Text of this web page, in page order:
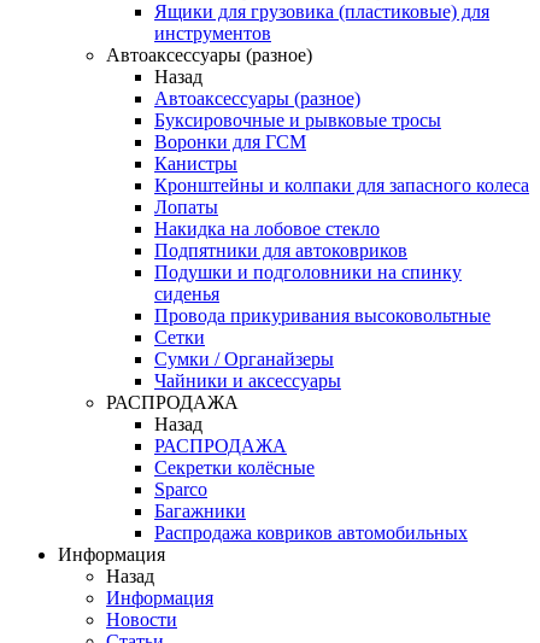
Ящики для грузовика (пластиковые) для
инструментов
Автоаксессуары (разное)
Назад
Автоаксессуары (разное)
Буксировочные и рывковые тросы
Воронки для ГСМ
Канистры
Кронштейны и колпаки для запасного колеса
Лопаты
Накидка на лобовое стекло
Подпятники для автоковриков
Подушки и подголовники на спинку
сиденья
Провода прикуривания высоковольтные
Сетки
Сумки / Органайзеры
Чайники и аксессуары
РАСПРОДАЖА
Назад
РАСПРОДАЖА
Секретки колёсные
Sparco
Багажники
Распродажа ковриков автомобильных
Информация
Назад
Информация
Новости